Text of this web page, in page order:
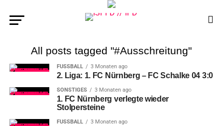
All posts tagged "#Ausschreitung"
FUSSBALL 3 Monaten ago
2. Liga: 1. FC Nürnberg – FC Schalke 04 3:0
SONSTIGES 3 Monaten ago
1. FC Nürnberg verlegte wieder
Stolpersteine
FUSSBALL 3 Monaten ago